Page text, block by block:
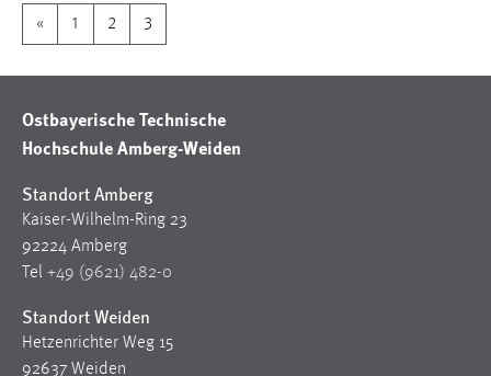
« 1 2 3
Ostbayerische Technische
Hochschule Amberg-Weiden
Standort Amberg
Kaiser-Wilhelm-Ring 23
92224 Amberg
Tel +49 (9621) 482-0
Standort Weiden
Hetzenrichter Weg 15
92637 Weiden
Name:
staticfilecache
Zweck:
gespeichert, ob man eingeloggt ist.
Sprachpräferenz
Name:
site-language-preference
Das Cookie speichert die gewählte Sprache der Website.
Cookie Laufzeit: